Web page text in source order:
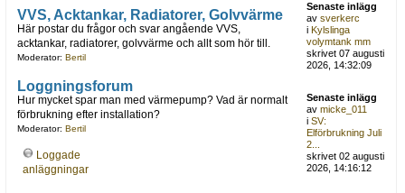
VVS, Acktankar, Radiatorer, Golvvärme
Här postar du frågor och svar angående VVS,
acktankar, radiatorer, golvvärme och allt som hör till.
Moderator: Bertil
Senaste inlägg
avsverkerc
iKylslinga
volymtank mm
skrivet 07 augusti
2026, 14:32:09
Loggningsforum
Hur mycket spar man med värmepump? Vad är normalt
förbrukning efter installation?
Moderator: Bertil
Loggade
anläggningar
Senaste inlägg
avmicke_011
iSV:
Elförbrukning Juli
2...
skrivet 02 augusti
2026, 14:16:12